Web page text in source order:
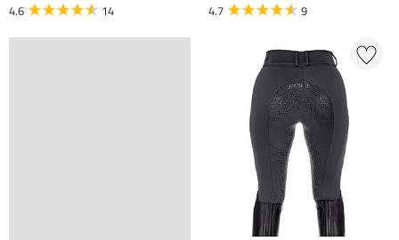
4.6
14
4.7
9